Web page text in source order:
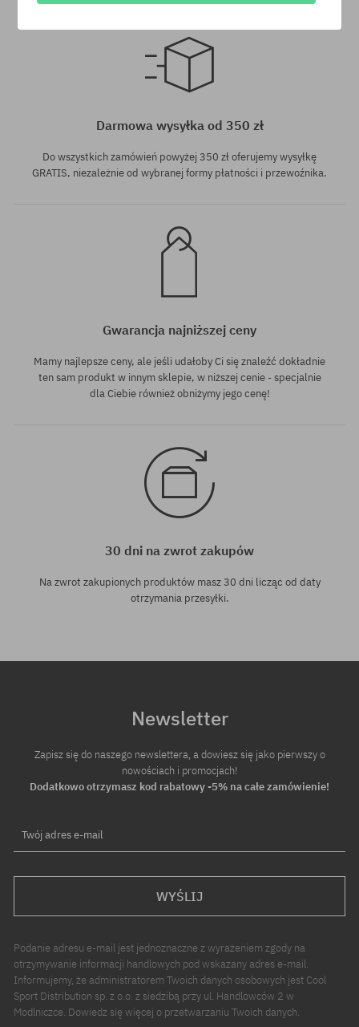
Darmowa wysyłka od 350 zł
Do wszystkich zamówień powyżej 350 zł oferujemy wysyłkę
GRATIS, niezależnie od wybranej formy płatności i przewoźnika.
Gwarancja najniższej ceny
Mamy najlepsze ceny, ale jeśli udałoby Ci się znaleźć dokładnie
ten sam produkt w innym sklepie, w niższej cenie - specjalnie
dla Ciebie również obniżymy jego cenę!
30 dni na zwrot zakupów
Na zwrot zakupionych produktów masz 30 dni licząc od daty
otrzymania przesyłki.
Newsletter
Zapisz się do naszego newslettera, a dowiesz się jako pierwszy o
nowościach i promocjach!
Dodatkowo otrzymasz kod rabatowy -5% na całe zamówienie!
Twój adres e-mail
WYŚLIJ
Podanie adresu e-mail jest jednoznaczne z wyrażeniem zgody na
otrzymywanie informacji handlowych pod wskazany adres e-mail.
Informujemy, że administratorem Twoich danych osobowych jest Cool
Sport Distribution sp. z o.o. z siedzibą przy ul. Handlowców 2 w
Modlniczce. Dowiedz się więcej o przetwarzaniu Twoich danych.